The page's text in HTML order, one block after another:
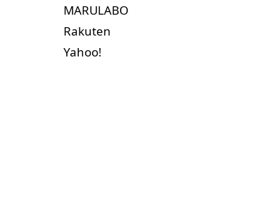
MARULABO
Rakuten
Yahoo!